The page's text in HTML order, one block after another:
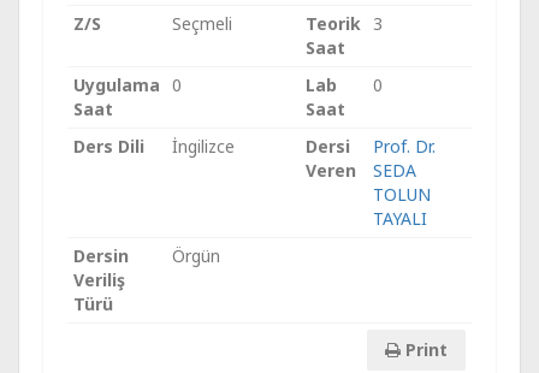
Z/S
Seçmeli
Teorik
Saat
3
Uygulama
Saat
0
Lab
Saat
0
Ders Dili İngilizce
Dersi
Veren
Prof. Dr.
SEDA
TOLUN
TAYALI
Dersin
Veriliş
Türü
Örgün
Print